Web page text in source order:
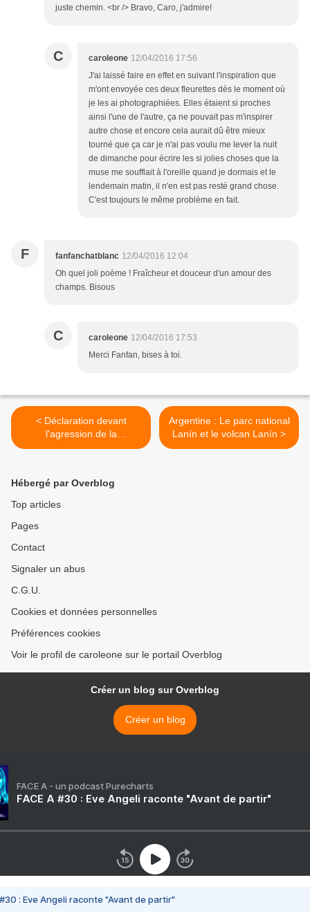
juste chemin. <br /> Bravo, Caro, j'admire!
C caroleone 12/04/2016 17:56
J'ai laissé faire en effet en suivant l'inspiration que
m'ont envoyée ces deux fleurettes dès le moment où
je les ai photographiées. Elles étaient si proches
ainsi l'une de l'autre, ça ne pouvait pas m'inspirer
autre chose et encore cela aurait dû être mieux
tourné que ça car je n'ai pas voulu me lever la nuit
de dimanche pour écrire les si jolies choses que la
muse me soufflait à l'oreille quand je dormais et le
lendemain matin, il n'en est pas resté grand chose.
C'est toujours le même problème en fait.
F fanfanchatblanc 12/04/2016 12:04
Oh quel joli poème ! Fraîcheur et douceur d'un amour des
champs. Bisous
C caroleone 12/04/2016 17:53
Merci Fanfan, bises à toi.
< Déclaration devant
l'agression de la
communauté Otomí de
Argentine : Le parc national
Lanín et le volcan Lanín >
Hébergé par Overblog
Top articles
Pages
Contact
Signaler un abus
C.G.U.
Cookies et données personnelles
Préférences cookies
Voir le profil de caroleone sur le portail Overblog
Créer un blog sur Overblog
Créer un blog
FACE A - un podcast Purecharts
FACE A #30 : Eve Angeli raconte "Avant de partir"
#30 : Eve Angeli raconte "Avant de partir"